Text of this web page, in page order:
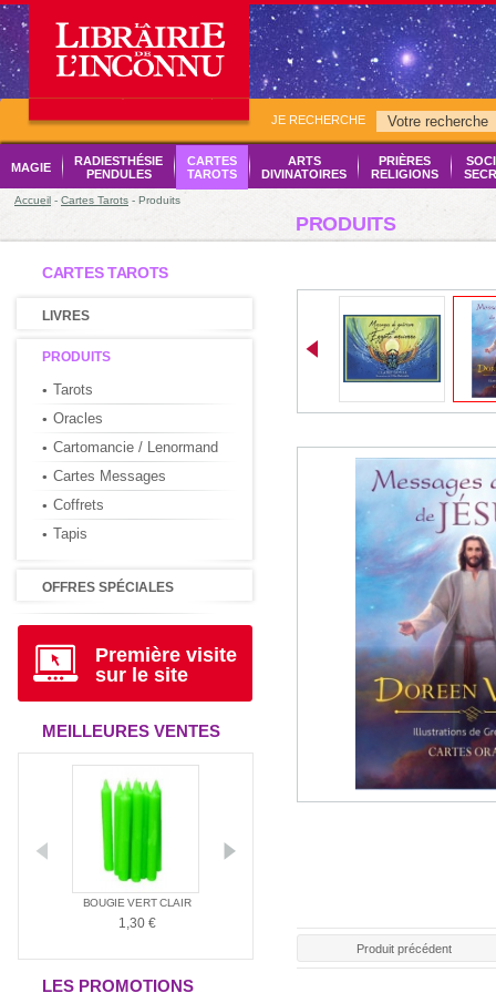
JE RECHERCHE
MAGIE
RADIESTHÉSIE
PENDULES
CARTES
TAROTS
ARTS
DIVINATOIRES
PRIÈRES
RELIGIONS
Accueil - Cartes Tarots - Produits
PRODUITS
CARTES TAROTS
LIVRES
PRODUITS
Tarots
Oracles
Cartomancie / Lenormand
Cartes Messages
Coffrets
Tapis
OFFRES SPÉCIALES
Première visite
sur le site
MEILLEURES VENTES
BOUGIE VERT CLAIR
1,30 €
LES PROMOTIONS
Produit précédent